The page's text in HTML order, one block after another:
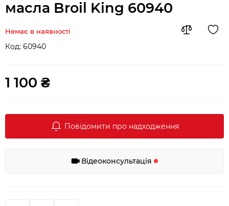
масла Broil King 60940
Немає в наявності
Код: 60940
1 100 ₴
Повідомити про надходження
Відеоконсультація